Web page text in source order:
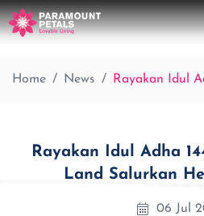
Home News Rayakan Idul Adha 1444
Rayakan Idul Adha
Land Salurkan
06 Jul